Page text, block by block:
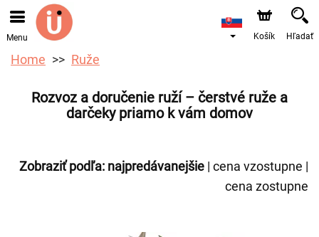
Objednávky prijímame prostredníctvom nášho e-shopu.
Najskorší možný termín doručenia je od 10.8.2026 z
Menu Košík Hľadať
Home Ruže
Rozvoz a doručenie ruží – čerstvé ruže a
darčeky priamo k vám domov
Zobraziť podľa: najpredávanejšie | cena vzostupne |
cena zostupne